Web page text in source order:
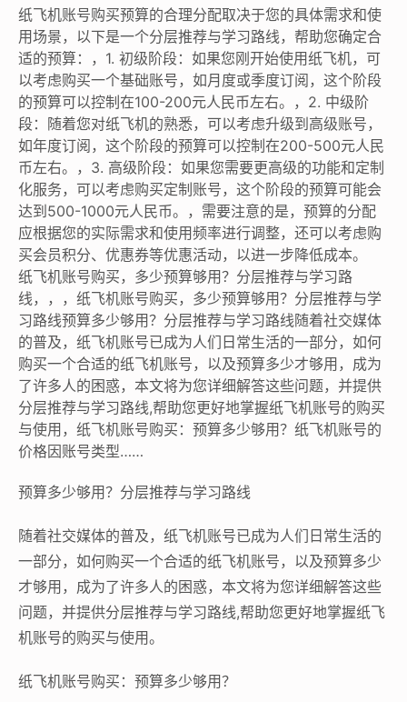
纸飞机账号购买预算的合理分配取决于您的具体需求和使
用场景，以下是一个分层推荐与学习路线，帮助您确定合
适的预算：，1. 初级阶段：如果您刚开始使用纸飞机，可
以考虑购买一个基础账号，如月度或季度订阅，这个阶段
的预算可以控制在100-200元人民币左右。，2. 中级阶
段：随着您对纸飞机的熟悉，可以考虑升级到高级账号，
如年度订阅，这个阶段的预算可以控制在200-500元人民
币左右。，3. 高级阶段：如果您需要更高级的功能和定制
化服务，可以考虑购买定制账号，这个阶段的预算可能会
达到500-1000元人民币。，需要注意的是，预算的分配
应根据您的实际需求和使用频率进行调整，还可以考虑购
买会员积分、优惠券等优惠活动，以进一步降低成本。
纸飞机账号购买，多少预算够用？分层推荐与学习路
线，，，纸飞机账号购买，多少预算够用？分层推荐与学
习路线预算多少够用？分层推荐与学习路线随着社交媒体
的普及，纸飞机账号已成为人们日常生活的一部分，如何
购买一个合适的纸飞机账号，以及预算多少才够用，成为
了许多人的困惑，本文将为您详细解答这些问题，并提供
分层推荐与学习路线,帮助您更好地掌握纸飞机账号的购买
与使用，纸飞机账号购买：预算多少够用？纸飞机账号的
价格因账号类型……
预算多少够用？分层推荐与学习路线
随着社交媒体的普及，纸飞机账号已成为人们日常生活的
一部分，如何购买一个合适的纸飞机账号，以及预算多少
才够用，成为了许多人的困惑，本文将为您详细解答这些
问题，并提供分层推荐与学习路线,帮助您更好地掌握纸飞
机账号的购买与使用。
纸飞机账号购买：预算多少够用？